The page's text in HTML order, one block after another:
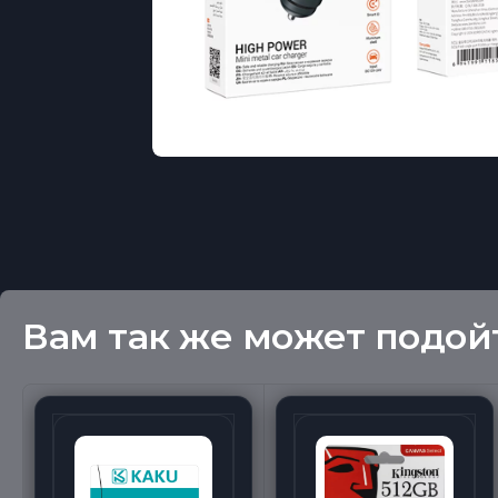
Вам так же может